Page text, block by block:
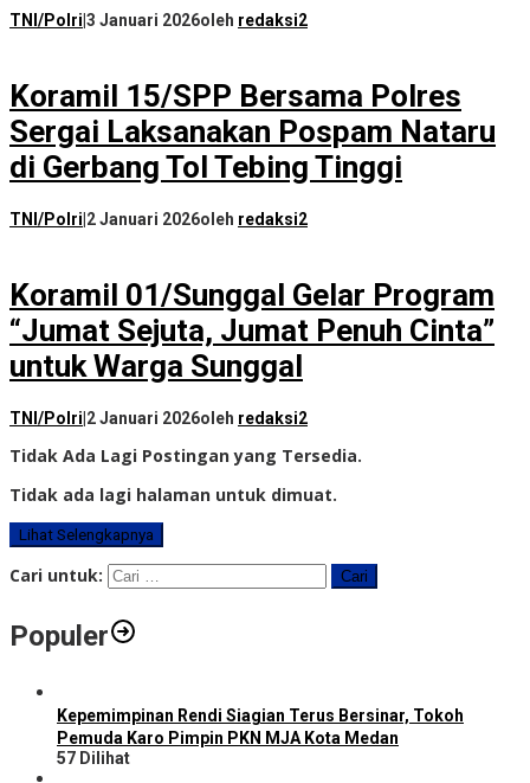
TNI/Polri 3 Januari 2026oleh redaksi2
Koramil 15/SPP Bersama Polres
Sergai Laksanakan Pospam Nataru
di Gerbang Tol Tebing Tinggi
TNI/Polri 2 Januari 2026oleh redaksi2
Koramil 01/Sunggal Gelar Program
“Jumat Sejuta, Jumat Penuh Cinta”
untuk Warga Sunggal
TNI/Polri 2 Januari 2026oleh redaksi2
Tidak Ada Lagi Postingan yang Tersedia.
Tidak ada lagi halaman untuk dimuat.
Lihat Selengkapnya
Cari untuk:
Populer
Kepemimpinan Rendi Siagian Terus Bersinar, Tokoh
Pemuda Karo Pimpin PKN MJA Kota Medan
57 Dilihat